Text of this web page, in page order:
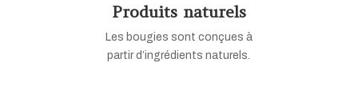
Produits naturels
Les bougies sont conçues à
partir d’ingrédients naturels.